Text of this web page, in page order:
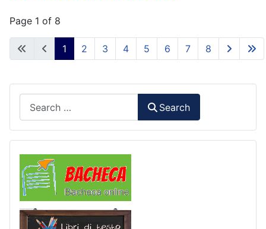
Page 1 of 8
1 2 3 4 5 6 7 8
Search
Libri di Testo